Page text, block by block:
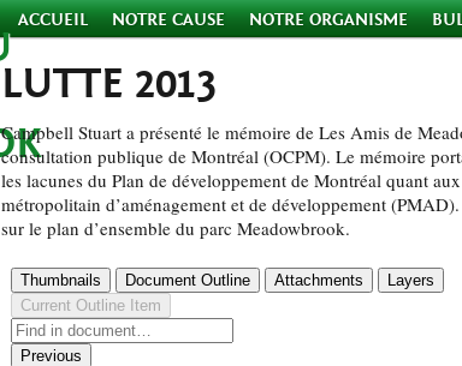
ACCUEIL NOTRE CAUSE NOTRE ORGANISME
LUTTE 2013
Campbell Stuart a présenté le mémoire de Les Amis de
consultation publique de Montréal (OCPM). Le mémoire
les lacunes du Plan de développement de Montréal quant
métropolitain d’aménagement et de développement
sur le plan d’ensemble du parc Meadowbrook.